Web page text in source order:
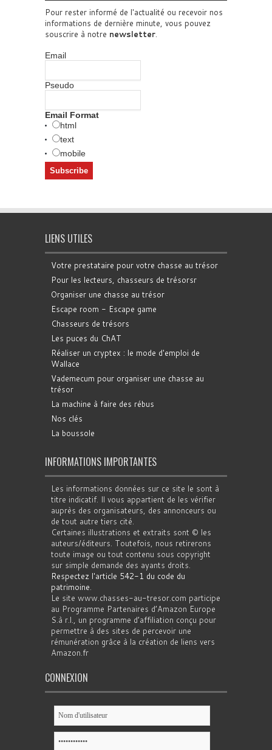
Pour rester informé de l'actualité ou recevoir nos
informations de dernière minute, vous pouvez
souscrire à notre newsletter.
Email
Pseudo
Email Format
html
text
mobile
LIENS UTILES
Votre prestataire pour votre chasse au trésor
Pour les lecteurs, chasseurs de trésorsr
Organiser une chasse au trésor
Escape room - Escape game
Chasseurs de trésors
Les puces du ChAT
Réaliser un cryptex : le mode d'emploi de
Wallace
Vademecum pour organiser une chasse au
trésor
La machine à faire des rébus
Nos clés
La boussole
INFORMATIONS IMPORTANTES
Les informations données sur ce site le sont à
titre indicatif. Il vous appartient de les vérifier
auprès des organisateurs, des annonceurs ou
de tout autre tiers cité.
Certaines illustrations et extraits sont © les
auteurs/éditeurs. Toutefois, nous retirerons
toute image ou tout contenu sous copyright
sur simple demande des ayants droits.
Respectez l'article 542-1 du code du
patrimoine.
Le site www.chasses-au-tresor.com participe
au Programme Partenaires d’Amazon Europe
S.à r.l., un programme d’affiliation conçu pour
permettre à des sites de percevoir une
rémunération grâce à la création de liens vers
Amazon.fr
CONNEXION